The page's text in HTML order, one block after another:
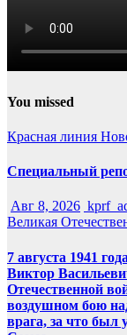
You missed
Красная линия
Специальный
Авг 8, 2026
Великая
7 августа 1941
Виктор
Отечественной
воздушном бою
врага, за что был